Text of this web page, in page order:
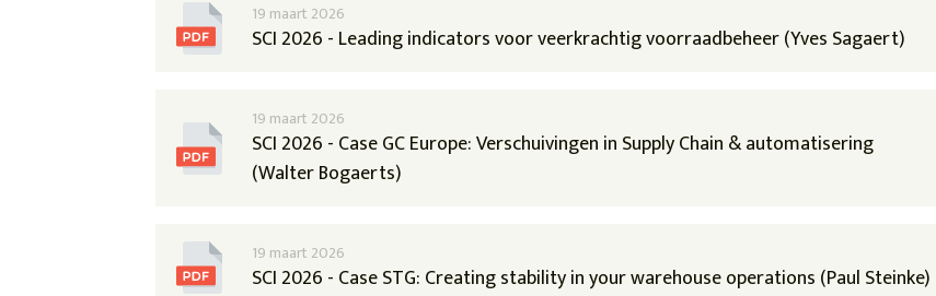
19 maart 2026
SCI 2026 - Leading indicators voor veerkrachtig voorraadbeheer (Yves Sagaert)
19 maart 2026
SCI 2026 - Case GC Europe: Verschuivingen in Supply Chain & automatisering
(Walter Bogaerts)
19 maart 2026
SCI 2026 - Case STG: Creating stability in your warehouse operations (Paul Steinke)